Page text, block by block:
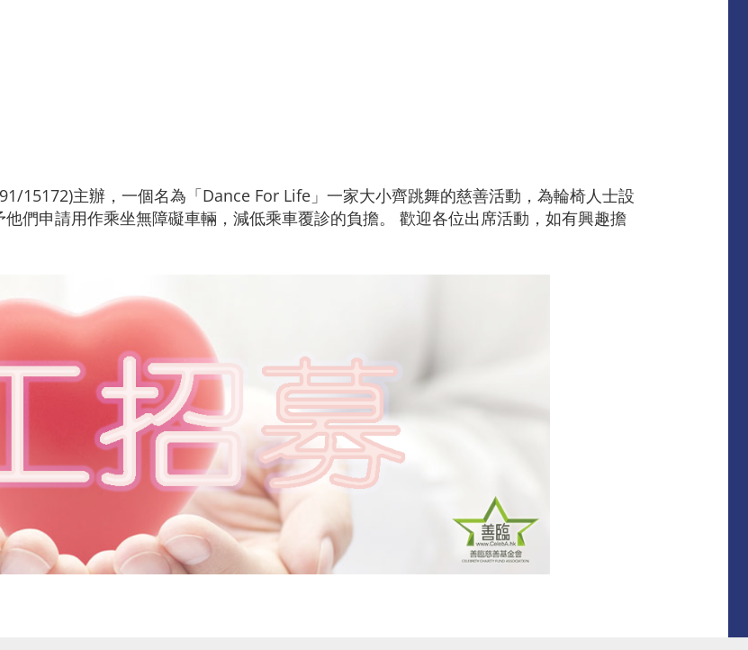
15172)主辦，一個名為「Dance For Life」一家大小齊跳舞的慈善活動，為輪椅人士設
們申請用作乘坐無障礙車輛，減低乘車覆診的負擔。 歡迎各位出席活動，如有興趣擔